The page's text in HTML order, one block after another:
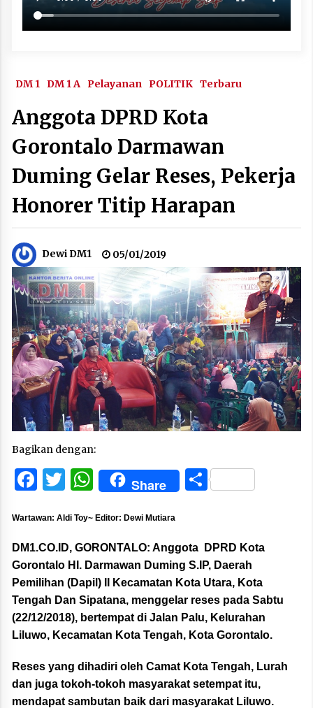
DM 1 DM 1 A Pelayanan POLITIK Terbaru
Anggota DPRD Kota
Gorontalo Darmawan
Duming Gelar Reses, Pekerja
Honorer Titip Harapan
Dewi DM1 05/01/2019
Bagikan dengan:
Facebook
Twitter
WhatsApp
Share Share
Wartawan: Aldi Toy~ Editor: Dewi Mutiara
DM1.CO.ID, GORONTALO: Anggota DPRD Kota
Gorontalo HI. Darmawan Duming S.IP, Daerah
Pemilihan (Dapil) II Kecamatan Kota Utara, Kota
Tengah Dan Sipatana, menggelar reses pada Sabtu
(22/12/2018), bertempat di Jalan Palu, Kelurahan
Liluwo, Kecamatan Kota Tengah, Kota Gorontalo.
Reses yang dihadiri oleh Camat Kota Tengah, Lurah
dan juga tokoh-tokoh masyarakat setempat itu,
mendapat sambutan baik dari masyarakat Liluwo.